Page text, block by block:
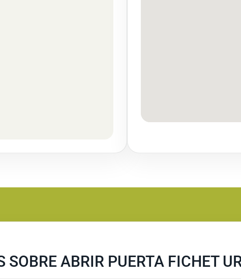
SOBRE ABRIR PUERTA FICHET